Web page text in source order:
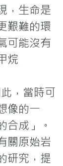
，生命是
艱難的環
可能沒有
烷
，當時可
像的一
合成」。
關原始岩
研究，提